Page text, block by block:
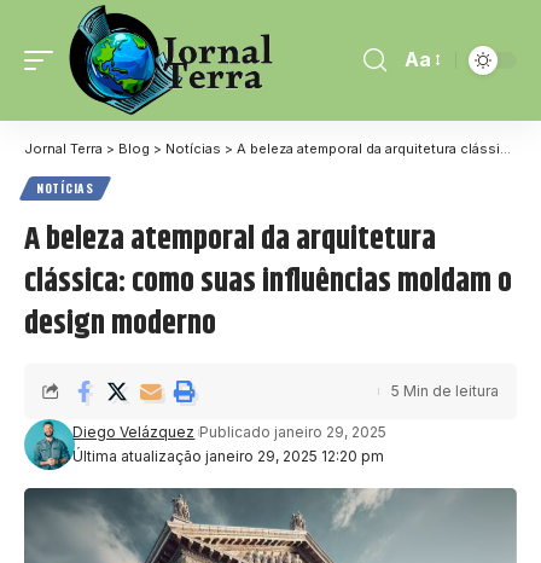
Aa
Jornal Terra > Blog > Notícias > A beleza atemporal da arquitetura clássica: como suas influências moldam o design moderno
NOTÍCIAS
A beleza atemporal da arquitetura
clássica: como suas influências moldam o
design moderno
Última atualização janeiro 29, 2025 12:20 pm
Diego Velázquez Publicado janeiro 29, 2025
5 Min de leitura